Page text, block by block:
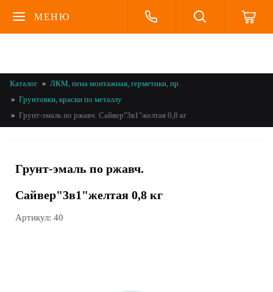
МЕНЮ
Каталог
ЛКМ, пена монтажная, герметики, пр.
Грунтовки, краски по металлу
Грунт-эмаль по ржавч. Сайвер"3в1"желтая 0,8 кг
Грунт-эмаль по ржавч.
Сайвер"3в1"желтая 0,8 кг
Артикул: 40